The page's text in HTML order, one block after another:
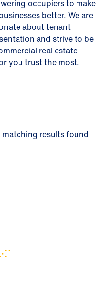
occupiers to make
better. We are
about tenant
and strive to be
real estate
you trust the most.
matching results found